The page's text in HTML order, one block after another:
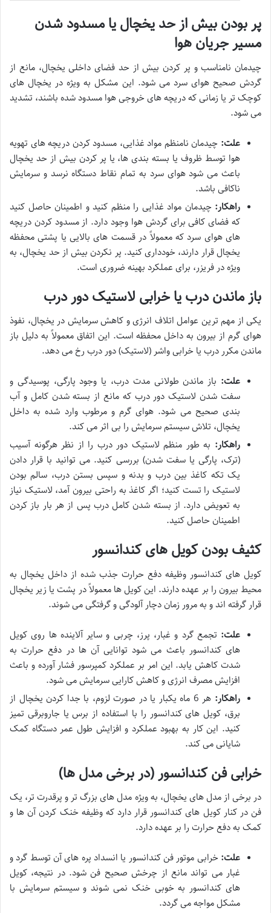
پر بودن بیش از حد یخچال یا مسدود شدن
مسیر جریان هوا
چیدمان نامناسب و پر کردن بیش از حد فضای داخلی یخچال، مانع از
گردش صحیح هوای سرد می شود. این مشکل به ویژه در یخچال های
کوچک تر یا زمانی که دریچه های خروجی هوا مسدود شده باشند، تشدید
می شود.
علت: چیدمان نامنظم مواد غذایی، مسدود کردن دریچه های تهویه
هوا توسط ظروف یا بسته بندی ها، یا پر کردن بیش از حد یخچال
باعث می شود هوای سرد به تمام نقاط دستگاه نرسد و سرمایش
ناکافی باشد.
راهکار: چیدمان مواد غذایی را منظم کنید و اطمینان حاصل کنید
که فضای کافی برای گردش هوا وجود دارد. از مسدود کردن دریچه
های هوای سرد که معمولاً در قسمت های بالایی یا پشتی محفظه
یخچال قرار دارند، خودداری کنید. پر نکردن بیش از حد یخچال، به
ویژه در فریزر، برای عملکرد بهینه ضروری است.
باز ماندن درب یا خرابی لاستیک دور درب
یکی از مهم ترین عوامل اتلاف انرژی و کاهش سرمایش در یخچال، نفوذ
هوای گرم از بیرون به داخل محفظه است. این اتفاق معمولاً به دلیل باز
ماندن مکرر درب یا خرابی واشر (لاستیک) دور درب رخ می دهد.
علت: باز ماندن طولانی مدت درب، یا وجود پارگی، پوسیدگی و
سفت شدن لاستیک دور درب که مانع از بسته شدن کامل و آب
بندی صحیح می شود. هوای گرم و مرطوب وارد شده به داخل
یخچال، تلاش سیستم سرمایش را بی اثر می کند.
راهکار: به طور منظم لاستیک دور درب را از نظر هرگونه آسیب
(ترک، پارگی یا سفت شدن) بررسی کنید. می توانید با قرار دادن
یک تکه کاغذ بین درب و بدنه و سپس بستن درب، سالم بودن
لاستیک را تست کنید؛ اگر کاغذ به راحتی بیرون آمد، لاستیک نیاز
به تعویض دارد. از بسته شدن کامل درب پس از هر بار باز کردن
اطمینان حاصل کنید.
کثیف بودن کویل های کندانسور
کویل های کندانسور وظیفه دفع حرارت جذب شده از داخل یخچال به
محیط بیرون را بر عهده دارند. این کویل ها معمولاً در پشت یا زیر یخچال
قرار گرفته اند و به مرور زمان دچار آلودگی و گرفتگی می شوند.
علت: تجمع گرد و غبار، پرز، چربی و سایر آلاینده ها روی کویل
های کندانسور باعث می شود توانایی آن ها در دفع حرارت به
شدت کاهش یابد. این امر بر عملکرد کمپرسور فشار آورده و باعث
افزایش مصرف انرژی و کاهش کارایی سرمایش می شود.
راهکار:
هر 6 ماه یکبار یا در صورت لزوم، با جدا کردن یخچال از
برق، کویل های کندانسور را با استفاده از برس یا جاروبرقی تمیز
کنید. این کار به بهبود عملکرد و افزایش طول عمر دستگاه کمک
شایانی می کند.
خرابی فن کندانسور (در برخی مدل ها)
در برخی از مدل های یخچال، به ویژه مدل های بزرگ تر و پرقدرت تر، یک
فن در کنار کویل های کندانسور قرار دارد که وظیفه خنک کردن آن ها و
کمک به دفع حرارت را بر عهده دارد.
علت: خرابی موتور فن کندانسور یا انسداد پره های آن توسط گرد و
غبار می تواند مانع از چرخش صحیح فن شود. در نتیجه، کویل
های کندانسور به خوبی خنک نمی شوند و سیستم سرمایش با
مشکل مواجه می گردد.